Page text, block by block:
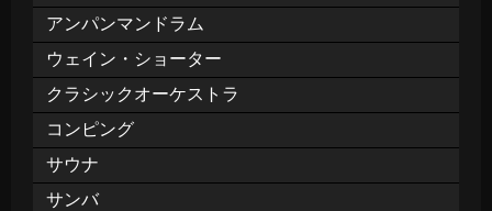
アンパンマンドラム
ウェイン・ショーター
クラシックオーケストラ
コンピング
サウナ
サンバ